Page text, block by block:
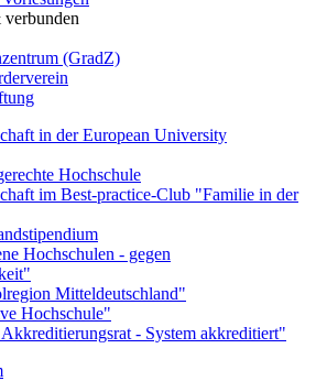
(GradZ)